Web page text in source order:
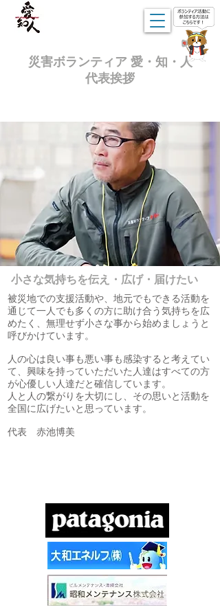
災害ボランティア 愛・知・人
​代表挨拶
小さな気持ちを伝え・広げ・届けたい
被災地での支援活動や、地元でもできる活動を
通じて一人でも多くの方に助け合う気持ちを広
めたく、無理せず小さな事から始めましょうと
呼びかけています。
人の心は良い事も悪い事も感染すると考えてい
て、興味を持っていただいた人達はすべての方
が心優しい人達だと確信しています。
人と人の繋がりを大切にし、その思いと活動を
全国に広げたいと思っています。
代表 赤池博美